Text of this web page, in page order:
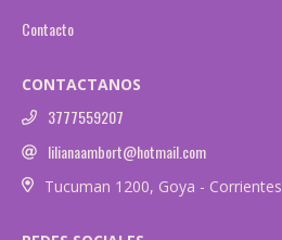
Contacto
CONTACTANOS
3777559207
lilianaambort@hotmail.com
Tucuman 1200, Goya - Corrientes